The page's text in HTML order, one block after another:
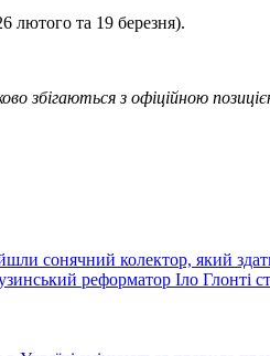
лютого та 19 березня).
збігаються з офіційною
сонячний колектор, який
реформатор Іло Глонті